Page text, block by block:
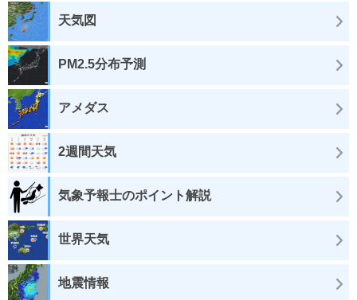
天気図
PM2.5分布予測
アメダス
2週間天気
気象予報士のポイント解説
世界天気
地震情報